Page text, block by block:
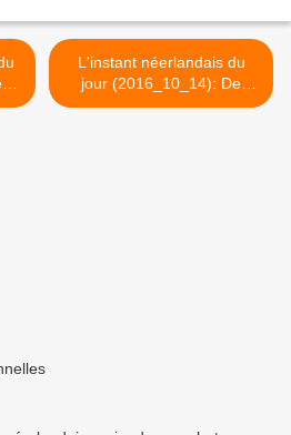
L'instant néerlandais du
jour (2016_10_14): De
gemeenteraad, de